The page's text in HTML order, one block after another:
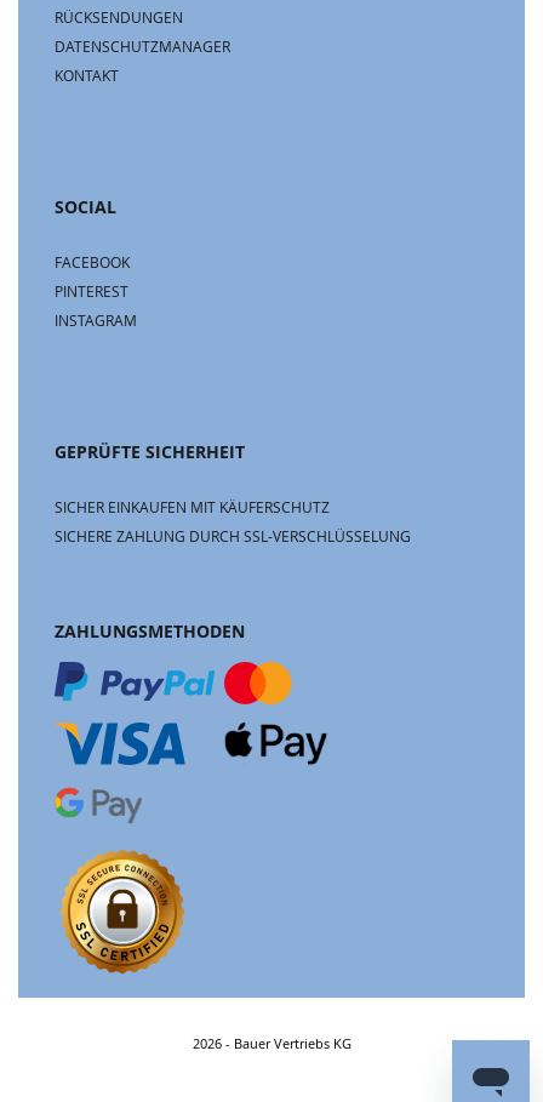
RÜCKSENDUNGEN
DATENSCHUTZMANAGER
KONTAKT
SOCIAL
FACEBOOK
PINTEREST
INSTAGRAM
GEPRÜFTE SICHERHEIT
SICHER EINKAUFEN MIT KÄUFERSCHUTZ
SICHERE ZAHLUNG DURCH SSL-VERSCHLÜSSELUNG
ZAHLUNGSMETHODEN
2026 - Bauer Vertriebs KG